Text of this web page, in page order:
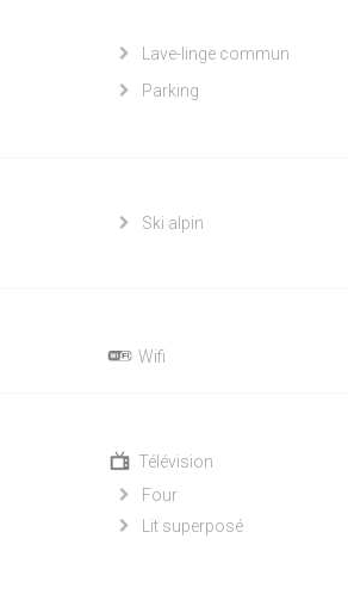
Lave-linge commun
Parking
Ski alpin
Wifi
Télévision
Four
Lit superposé